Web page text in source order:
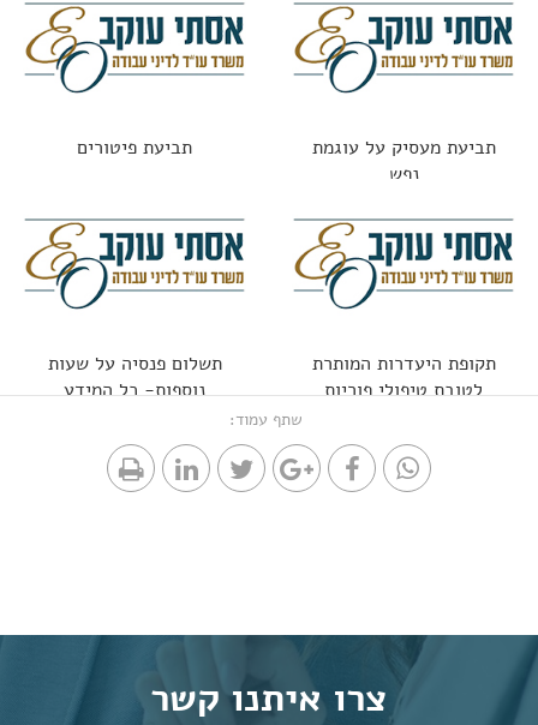
תביעת מעסיק על עוגמת
נפש
תביעת פיטורים
תקופת היעדרות המותרת
לטובת טיפולי פוריות
תשלום פנסיה על שעות
נוספות- כל המידע
שתף עמוד:
צרו איתנו קשר